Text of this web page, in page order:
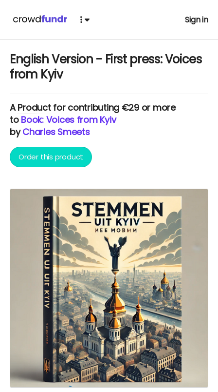
Sign in
English Version - First press: Voices
from Kyiv
AProductfor contributing €29 or more
to Book: Voices from Kyiv
byCharles Smeets
Order this product